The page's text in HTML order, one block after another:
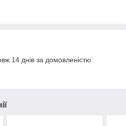
14 днів за домовленістю